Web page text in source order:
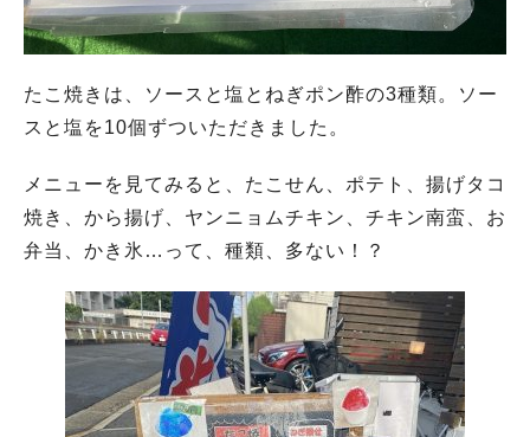
たこ焼きは、ソースと塩とねぎポン酢の3種類。ソー
スと塩を10個ずついただきました。
メニューを見てみると、たこせん、ポテト、揚げタコ
焼き、から揚げ、ヤンニョムチキン、チキン南蛮、お
弁当、かき氷…って、種類、多ない！？